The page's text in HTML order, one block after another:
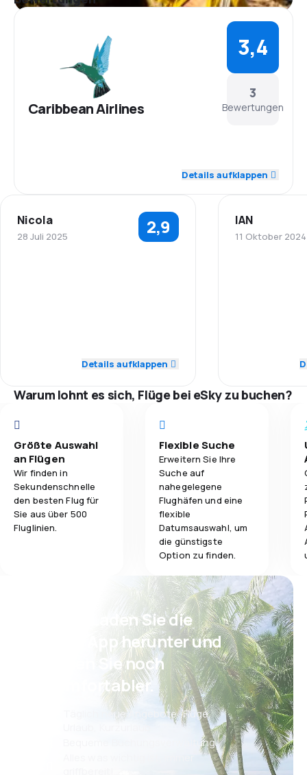
Caribbean Airlines
3
Bewertungen
3,4
Flugnetz
Verpflegung
Details aufklappen
Nicola
28 Juli 2025 2,9
Gepäckbeförderung 3,0
Verpflegung 1,0
Details aufklappen
IAN
11 Oktober 2024
Warum lohnt es sich, Flüge bei eSky zu buchen?
Größte Auswahl
an Flügen
Wir finden in
Sekundenschnelle
den besten Flug für
Sie aus über 500
Fluglinien.
Flexible Suche
Erweitern Sie Ihre
Suche auf
nahegelegene
Flughäfen und eine
flexible
Datumsauswahl, um
die günstigste
Option zu finden.
Psst! Laden Sie die
eSky App herunter und
reisen Sie noch
komfortabler.
Täglich neue Angebote: Flüge,
Bequeme Buchungsverwaltung